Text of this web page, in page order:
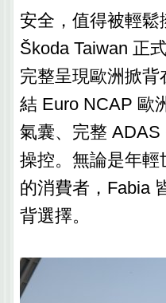
安全，值得被輕
Škoda Taiwan 正
完整呈現歐洲掀
結 Euro NCAP 歐
氣囊、完整
操控。無論是年
的消費者，Fabia
背選擇。